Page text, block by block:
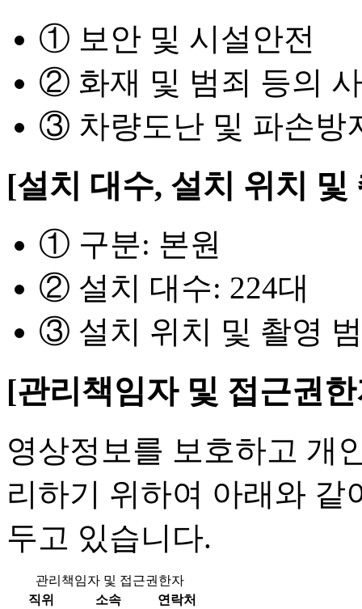
① 보안 및 시설안전
② 화재 및 범죄 등의
③ 차량도난 및 파손방
[설치 대수, 설치 위치 및
① 구분: 본원
② 설치 대수: 224대
③ 설치 위치 및 촬영
[관리책임자 및 접근권
영상정보를 보호하고 개
리하기 위하여 아래와
두고 있습니다.
관리책임자 및 접근권한자
직위
소속
연락처